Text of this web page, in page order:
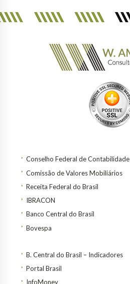
Conselho Federal de Contabilidade
Comissão de Valores Mobiliários
Receita Federal do Brasil
IBRACON
Banco Central do Brasil
Bovespa
B. Central do Brasil – Indicadores
Portal Brasil
InfoMoney